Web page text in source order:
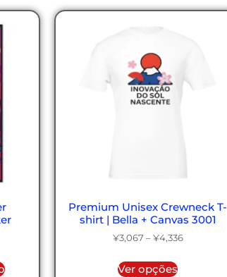
Premium Unisex Crewneck T-
shirt | Bella + Canvas 3001
¥3,067 – ¥4,336
Ver opções